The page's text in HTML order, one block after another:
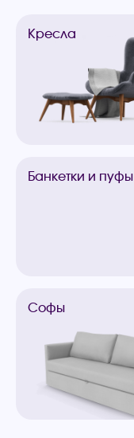
Кресла
Банкетки и пуфы
Софы